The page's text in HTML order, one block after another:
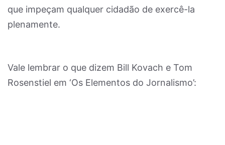
que impeçam qualquer cidadão de exercê-la
plenamente.
Vale lembrar o que dizem Bill Kovach e Tom
Rosenstiel em ‘Os Elementos do Jornalismo’: